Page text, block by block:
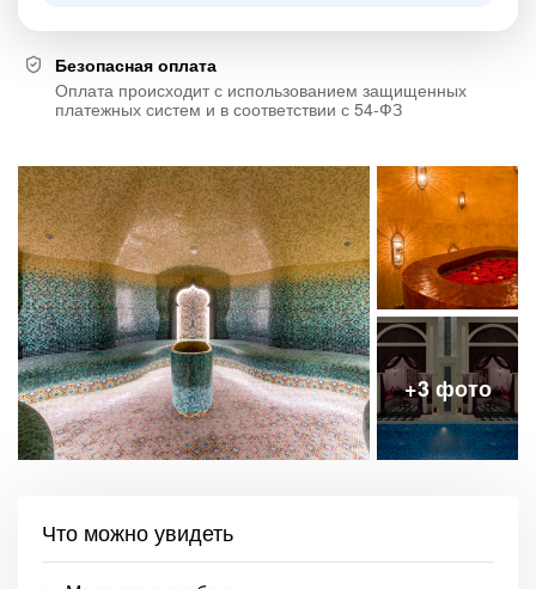
Безопасная оплата
Оплата происходит с использованием защищенных
платежных систем и в соответствии с 54-ФЗ
Что можно увидеть